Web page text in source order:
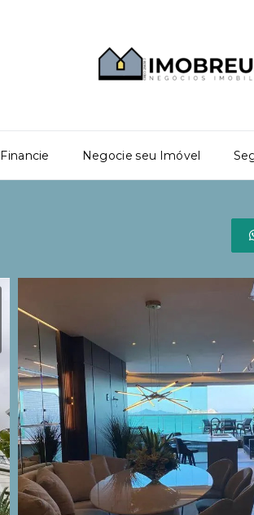
Financie Negocie seu Imóvel